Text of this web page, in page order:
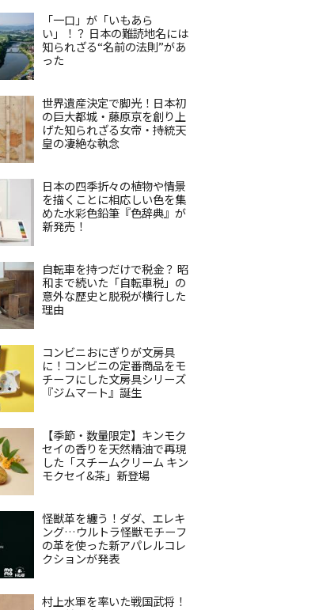
「一口」が「いもあら
い」！？ 日本の難読地名には
知られざる“名前の法則”があ
った
世界遺産決定で脚光！日本初
の巨大都城・藤原京を創り上
げた知られざる女帝・持統天
皇の凄絶な執念
日本の四季折々の植物や情景
を描くことに相応しい色を集
めた水彩色鉛筆『色辞典』が
新発売！
自転車を持つだけで税金？ 昭
和まで続いた「自転車税」の
意外な歴史と脱税が横行した
理由
コンビニおにぎりが文房具
に！コンビニの定番商品をモ
チーフにした文房具シリーズ
『ジムマート』誕生
【季節・数量限定】キンモク
セイの香りを天然精油で再現
した「スチームクリーム キン
モクセイ&茶」新登場
怪獣革を纏う！ダダ、エレキ
ング…ウルトラ怪獣モチーフ
の革を使った新アパレルコレ
クションが発表
村上水軍を率いた戦国武将！